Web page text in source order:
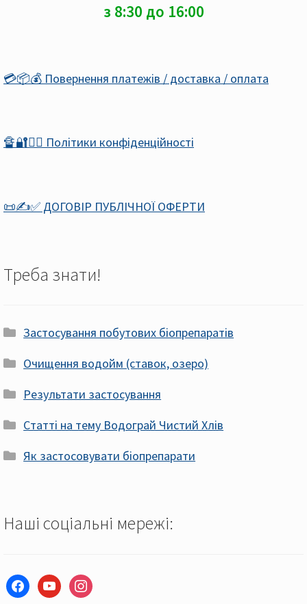
з 8:30 до 16:00
💳📦💰 Повернення платежів / доставка / оплата
🔏🔐🕵️‍♂️ Політики конфіденційності
📜✍️✅ ДОГОВІР ПУБЛІЧНОЇ ОФЕРТИ
Треба знати!
Застосування побутових біопрепаратів
Очищення водойм (ставок, озеро)
Результати застосування
Статті на тему Водограй Чистий Хлів
Як застосовувати біопрепарати
Наші соціальні мережі:
facebookyoutubeinstagram